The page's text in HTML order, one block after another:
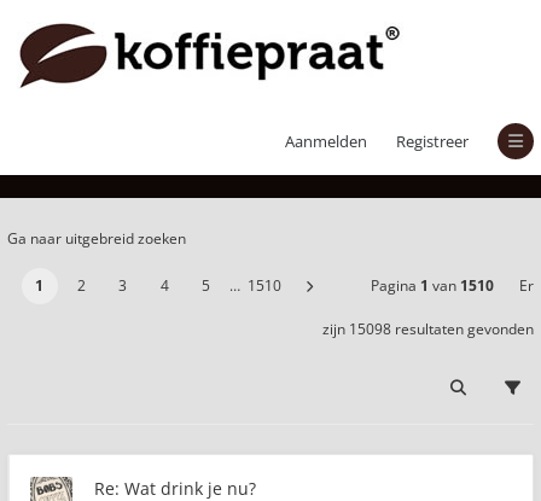
Aanmelden Registreer
Er zijn 15098 resultaten gevonden
Ga naar uitgebreid zoeken
1 2 3 4 5 … 1510 Pagina 1 van 1510 Er
zijn 15098 resultaten gevonden
Re: Wat drink je nu?